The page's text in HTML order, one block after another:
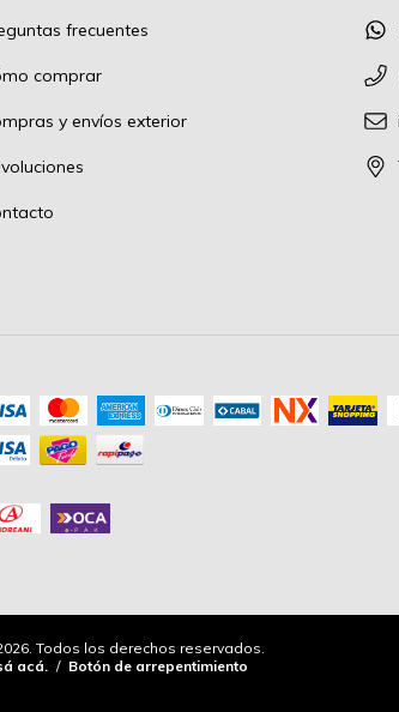
frecuentes
comprar
y envíos exterior
Todos los derechos reservados.
acá. / Botón de arrepentimiento